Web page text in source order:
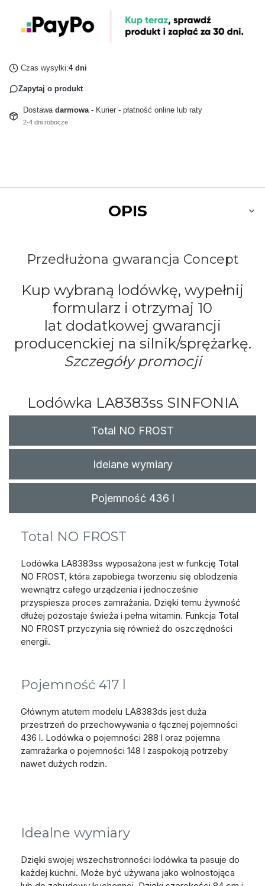
Czas wysyłki:4 dni
Zapytaj o produkt
Dostawa darmowa - Kurier - płatność online lub raty
2-4 dni robocze
OPIS
Przedłużona gwarancja Concept
Kup wybraną lodówkę, wypełnij
formularz i otrzymaj 10
lat dodatkowej gwarancji
producenckiej na silnik/sprężarkę.
Szczegóły promocji
Lodówka LA8383ss SINFONIA
Total NO FROST
Idelane wymiary
Pojemność 436 l
Total NO FROST
Lodówka LA8383ss wyposażona jest w funkcję Total
NO FROST, która zapobiega tworzeniu się oblodzenia
wewnątrz całego urządzenia i jednocześnie
przyspiesza proces zamrażania. Dzięki temu żywność
dłużej pozostaje świeża i pełna witamin. Funkcja Total
NO FROST przyczynia się również do oszczędności
energii.
Pojemność 417 l
Głównym atutem modelu LA8383ds jest duża
przestrzeń do przechowywania o łącznej pojemności
436 l. Lodówka o pojemności 288 l oraz pojemna
zamrażarka o pojemności 148 l zaspokoją potrzeby
nawet dużych rodzin.
Idealne wymiary
Dzięki swojej wszechstronności lodówka ta pasuje do
każdej kuchni. Może być używana jako wolnostojąca